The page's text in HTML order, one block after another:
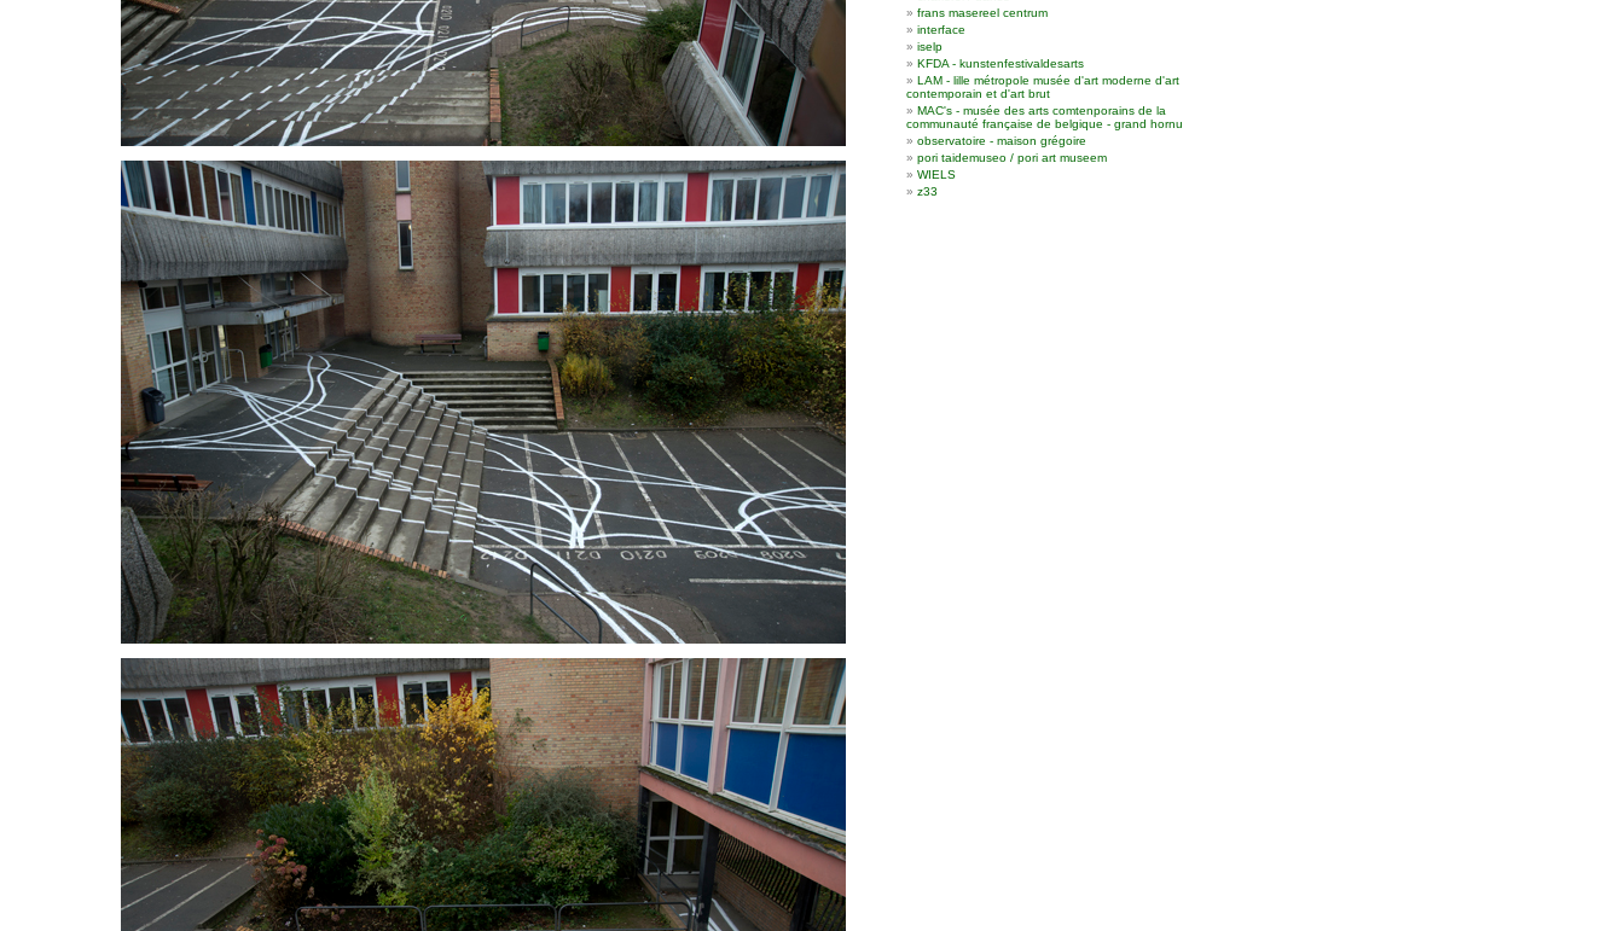
frans masereel centrum
interface
iselp
KFDA - kunstenfestivaldesarts
LAM - lille métropole musée d'art moderne d'art
contemporain et d'art brut
MAC's - musée des arts comtenporains de la
communauté française de belgique - grand hornu
observatoire - maison grégoire
pori taidemuseo / pori art museem
WIELS
z33